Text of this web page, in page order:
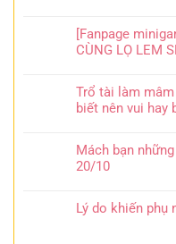
[Fanpage
CÙNG LỌ LEM
Trổ tài làm
biết nên vui hay
Mách bạn
20/10
Lý do khiến phụ